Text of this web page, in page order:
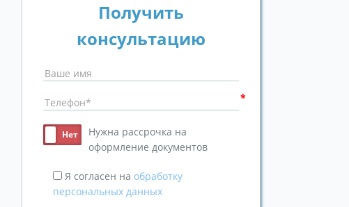
Получить
консультацию
Нужна рассрочка на
оформление документов
Я согласен на обработку
персональных данных